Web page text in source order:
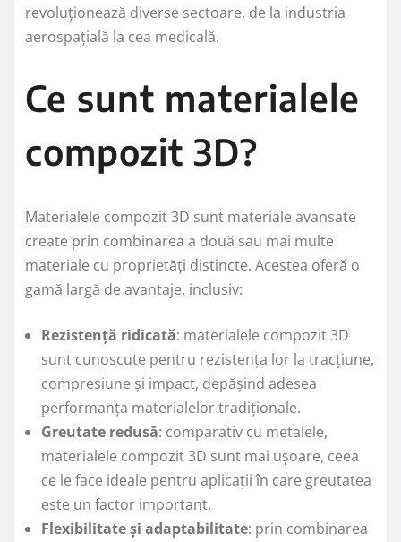
revoluționează diverse sectoare, de la industria
aerospațială la cea medicală.
Ce sunt materialele
compozit 3D?
Materialele compozit 3D sunt materiale avansate
create prin combinarea a două sau mai multe
materiale cu proprietăți distincte. Acestea oferă o
gamă largă de avantaje, inclusiv:
Rezistență ridicată: materialele compozit 3D
sunt cunoscute pentru rezistența lor la tracțiune,
compresiune și impact, depășind adesea
performanța materialelor tradiționale.
Greutate redusă: comparativ cu metalele,
materialele compozit 3D sunt mai ușoare, ceea
ce le face ideale pentru aplicații în care greutatea
este un factor important.
Flexibilitate și adaptabilitate: prin combinarea